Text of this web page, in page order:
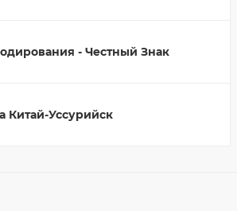
- Честный Знак
Китай-Уссурийск